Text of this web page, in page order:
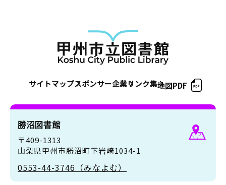
サイトマップスポンサー企業リンク集地図PDF
勝沼図書館
〒409-1313
山梨県甲州市勝沼町下岩崎1034-1
0553-44-3746（みなよむ）